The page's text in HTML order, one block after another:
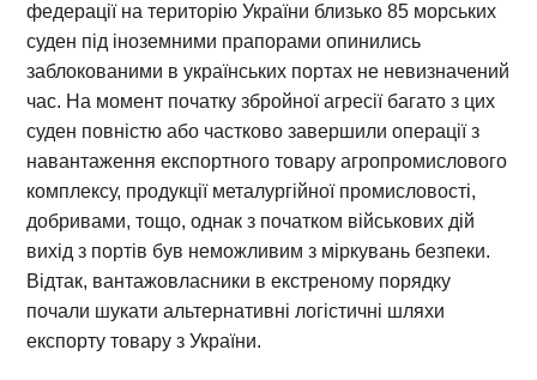
федерації на територію України близько 85 морських
суден під іноземними прапорами опинились
заблокованими в українських портах не невизначений
час. На момент початку збройної агресії багато з цих
суден повністю або частково завершили операції з
навантаження експортного товару агропромислового
комплексу, продукції металургійної промисловості,
добривами, тощо, однак з початком військових дій
вихід з портів був неможливим з міркувань безпеки.
Відтак, вантажовласники в екстреному порядку
почали шукати альтернативні логістичні шляхи
експорту товару з України.